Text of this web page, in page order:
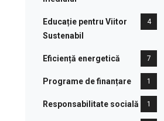
Educație pentru Viitor
Sustenabil
4
Eficiență energetică 7
Programe de finanțare 1
Responsabilitate socială 1